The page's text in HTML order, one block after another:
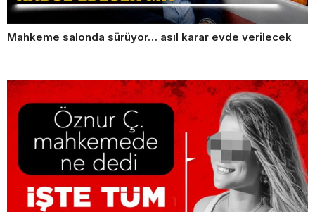
Mahkeme salonda sürüyor… asıl karar evde verilecek